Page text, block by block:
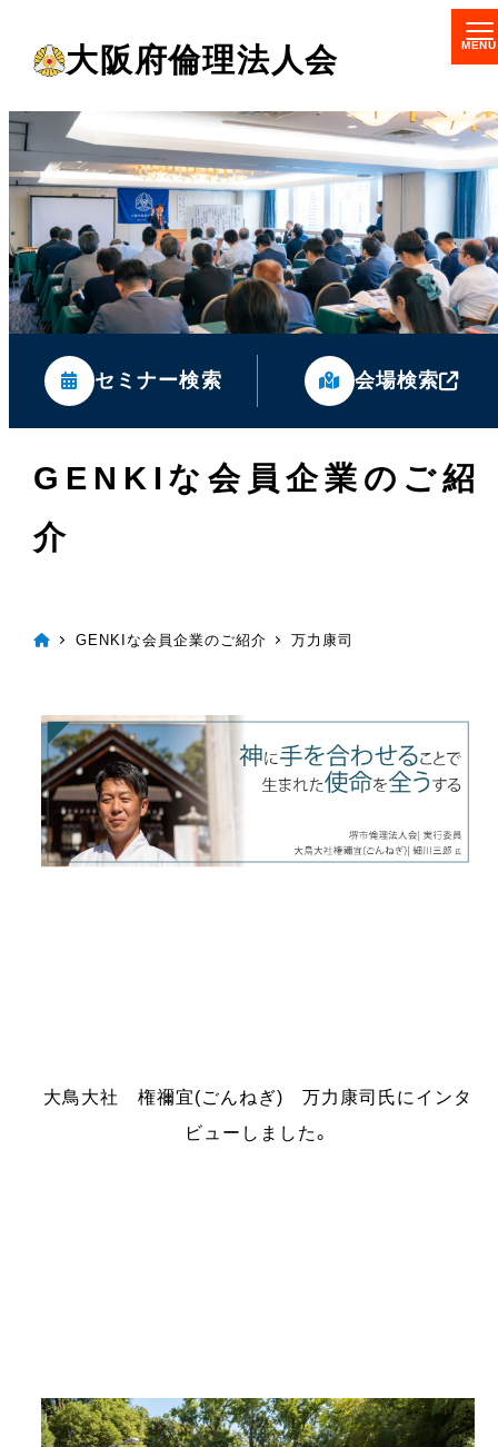
コ
ン
テ
ン
ツ
へ
大阪府倫理法人会
セミナー検索 会場検索
GENKIな会員企業のご紹
介
GENKIな会員企業のご紹介 万力康司
大鳥大社 権禰宜(ごんねぎ) 万力康司氏にインタ
ビューしました。